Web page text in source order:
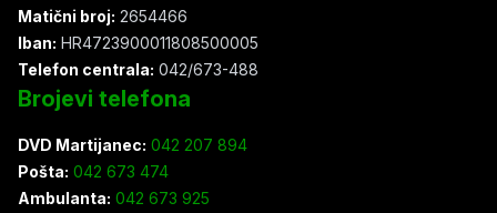
Matični broj: 2654466
Iban: HR4723900011808500005
Telefon centrala: 042/673-488
Brojevi telefona
DVD Martijanec: 042 207 894
Pošta: 042 673 474
Ambulanta: 042 673 925